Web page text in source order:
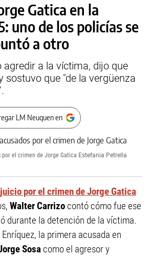
Gatica en la
uno de los policías se
a otro
agredir a la víctima, dijo que
sostuvo que "de la vergüenza
LM Neuquen en
el crimen de Jorge Gatica Estefania Petrella
juicio por el crimen de Jorge Gatica
Walter Carrizo contó cómo fue ese
durante la detención de la víctima.
la primera acusada en
Sosa como el agresor y